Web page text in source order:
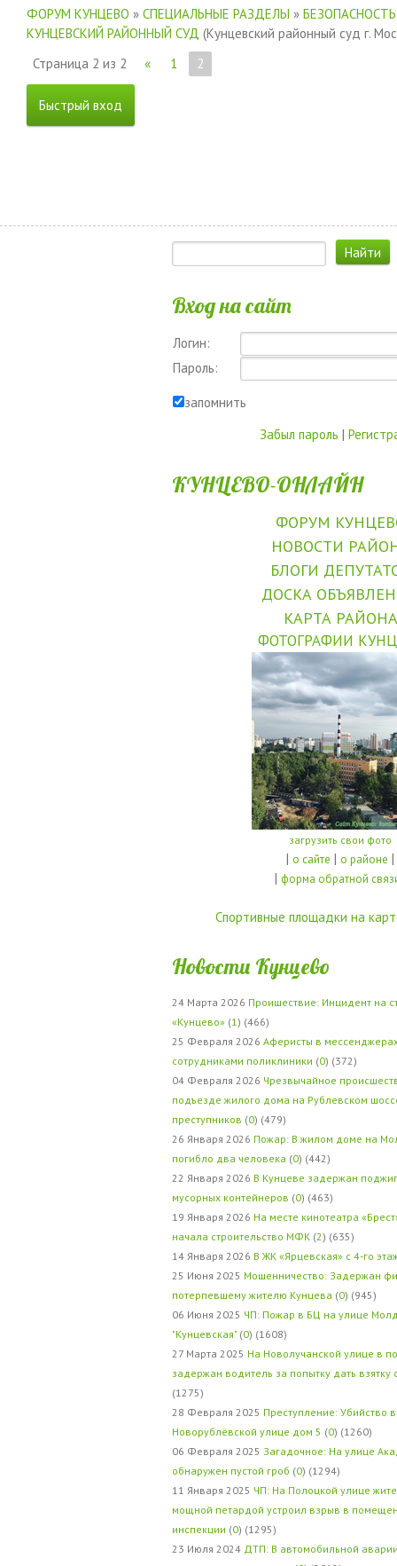
ФОРУМ КУНЦЕВО » СПЕЦИАЛЬНЫЕ РАЗДЕЛЫ »
КУНЦЕВСКИЙ РАЙОННЫЙ СУД (Кунцевский районный суд г.
Страница 2 из 2 « 1 2
Вход на сайт
Логин:
Пароль:
запомнить
Забыл пароль |
КУНЦЕВО-ОНЛАЙН
ФОРУМ
НОВОСТИ
БЛОГИ
ДОСКА
КАРТА РАЙОНА
ФОТОГРАФИИ
загрузить свои фото
| о сайте | о районе |
| форма обратной
Спортивные площадки на
Новости Кунцево
24 Марта 2026 Проишествие: Инцидент на
«Кунцево» (1 ) (466)
25 Февраля 2026 Аферисты в
сотрудниками поликлиники (0) (372)
04 Февраля 2026 Чрезвычайное
подъезде жилого дома на Рублевском
преступников (0) (479)
26 Января 2026 Пожар: В жилом доме на
погибло два человека (0) (442)
22 Января 2026 В Кунцеве задержан
мусорных контейнеров (0) (463)
19 Января 2026 На месте кинотеатра
начала строительство МФК (2) (635)
14 Января 2026 В ЖК «Ярцевская» с 4-го
25 Июня 2025 Мошенничество: Задержан
потерпевшему жителю Кунцева (0) (945)
06 Июня 2025 ЧП: Пожар в БЦ на улице
"Кунцевская" (0) (1608)
27 Марта 2025 На Новолучанской улице в
задержан водитель за попытку дать
(1275)
28 Февраля 2025 Преступление: Убийство
Новорублёвской улице дом 5 (0) (1260)
06 Февраля 2025 Загадочное: На улице
обнаружен пустой гроб (0) (1294)
11 Января 2025 ЧП: На Полоцкой улице
мощной петардой устроил взрыв в
инспекции (0) (1295)
23 Июля 2024 ДТП: В автомобильной